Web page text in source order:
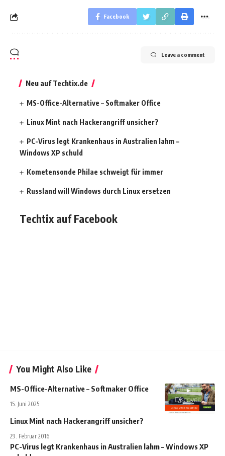
Facebook
Leave a comment
Neu auf Techtix.de
MS-Office-Alternative – Softmaker Office
Linux Mint nach Hackerangriff unsicher?
PC-Virus legt Krankenhaus in Australien lahm –
Windows XP schuld
Kometensonde Philae schweigt für immer
Russland will Windows durch Linux ersetzen
Techtix auf Facebook
You Might Also Like
MS-Office-Alternative – Softmaker Office
15. Juni 2025
Linux Mint nach Hackerangriff unsicher?
29. Februar 2016
PC-Virus legt Krankenhaus in Australien lahm – Windows XP